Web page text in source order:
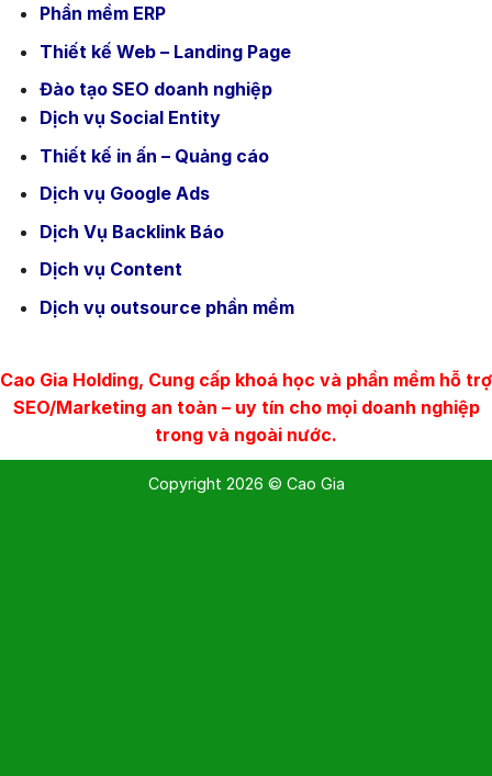
Phần mềm ERP
Thiết kế Web – Landing Page
Đào tạo SEO doanh nghiệp
Dịch vụ Social Entity
Thiết kế in ấn – Quảng cáo
Dịch vụ Google Ads
Dịch Vụ Backlink Báo
Dịch vụ Content
Dịch vụ outsource phần mềm
Cao Gia Holding, Cung cấp khoá học và phần mềm hỗ trợ
SEO/Marketing an toàn – uy tín cho mọi doanh nghiệp
trong và ngoài nước.
Copyright 2026 © Cao Gia